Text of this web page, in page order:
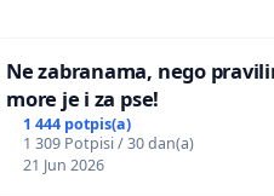
Ne zabranama, nego
more je i za pse!
1 444 potpis(a)
1 309 Potpisi / 30 dan(a)
21 Jun 2026